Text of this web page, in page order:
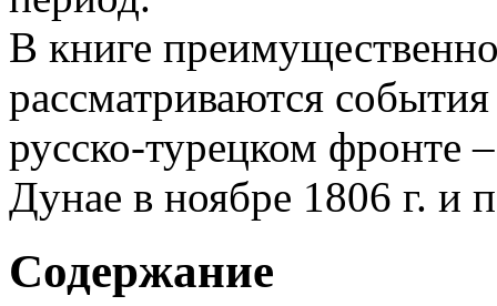
В книге
рассматриваются
русско-турецком фронте
Дунае в ноябре 1806 г. и
Содержание